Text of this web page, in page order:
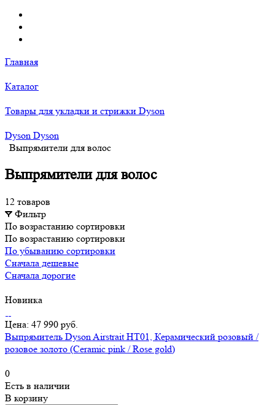
Главная
Каталог
Товары для укладки и стрижки Dyson
Dyson Dyson
Выпрямители для волос
Выпрямители для волос
12 товаров
Фильтр
По возрастанию сортировки
По возрастанию сортировки
По убыванию сортировки
Сначала дешевые
Сначала дорогие
Новинка
Цена: 47 990 руб.
Выпрямитель Dyson Airstrait HT01, Керамический розовый /
розовое золото (Ceramic pink / Rose gold)
0
Есть в наличии
В корзину